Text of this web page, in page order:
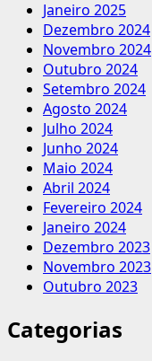
Janeiro 2025
Dezembro 2024
Novembro 2024
Outubro 2024
Setembro 2024
Agosto 2024
Julho 2024
Junho 2024
Maio 2024
Abril 2024
Fevereiro 2024
Janeiro 2024
Dezembro 2023
Novembro 2023
Outubro 2023
Categorias